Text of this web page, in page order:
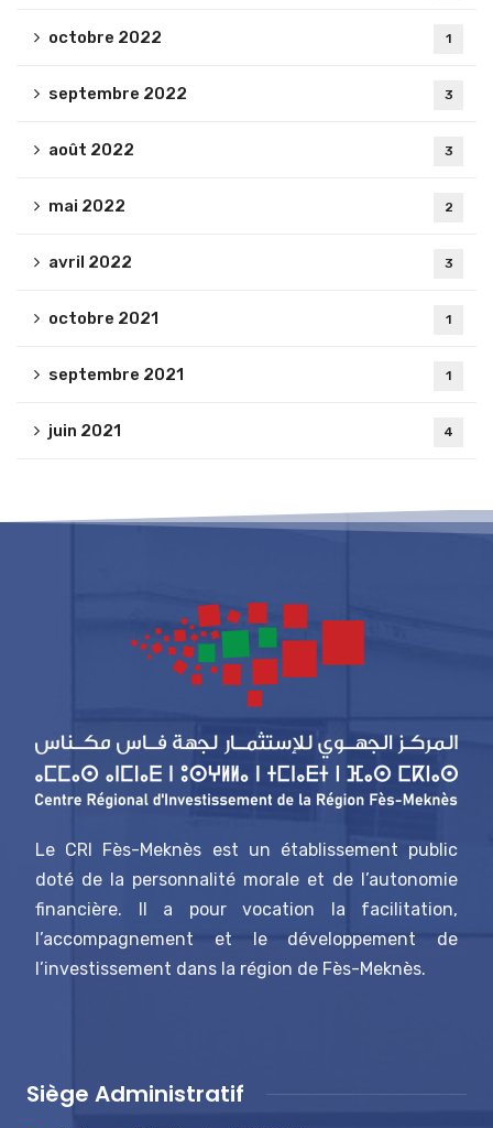
octobre 2022 1
septembre 2022 3
août 2022 3
mai 2022 2
avril 2022 3
octobre 2021 1
septembre 2021 1
juin 2021 4
Le CRI Fès-Meknès est un établissement public
doté de la personnalité morale et de l’autonomie
financière. Il a pour vocation la facilitation,
l’accompagnement et le développement de
l’investissement dans la région de Fès-Meknès.
Siège Administratif